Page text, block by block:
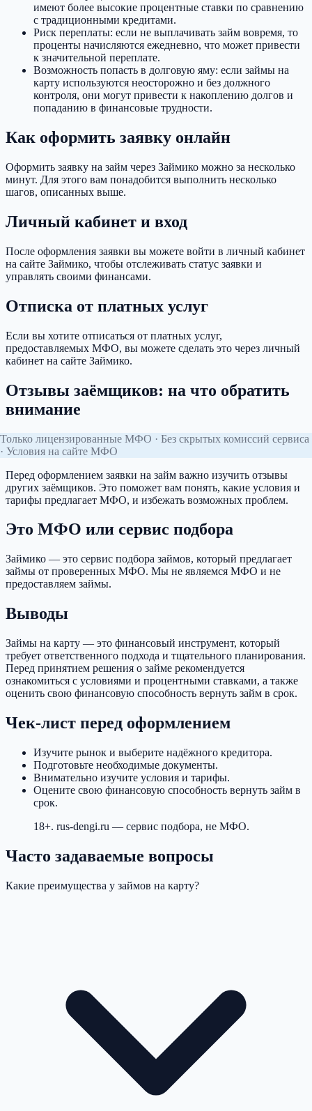
имеют более высокие процентные ставки по сравнению
с традиционными кредитами.
Риск переплаты: если не выплачивать займ вовремя, то
проценты начисляются ежедневно, что может привести
к значительной переплате.
Возможность попасть в долговую яму: если займы на
карту используются неосторожно и без должного
контроля, они могут привести к накоплению долгов и
попаданию в финансовые трудности.
Как оформить заявку онлайн
Оформить заявку на займ через Займико можно за несколько
минут. Для этого вам понадобится выполнить несколько
шагов, описанных выше.
Личный кабинет и вход
После оформления заявки вы можете войти в личный кабинет
на сайте Займико, чтобы отслеживать статус заявки и
управлять своими финансами.
Отписка от платных услуг
Если вы хотите отписаться от платных услуг,
предоставляемых МФО, вы можете сделать это через личный
кабинет на сайте Займико.
Отзывы заёмщиков: на что обратить
внимание
Только лицензированные МФО · Без скрытых комиссий сервиса
· Условия на сайте МФО
Перед оформлением заявки на займ важно изучить отзывы
других заёмщиков. Это поможет вам понять, какие условия и
тарифы предлагает МФО, и избежать возможных проблем.
Это МФО или сервис подбора
Займико — это сервис подбора займов, который предлагает
займы от проверенных МФО. Мы не являемся МФО и не
предоставляем займы.
Выводы
Займы на карту — это финансовый инструмент, который
требует ответственного подхода и тщательного планирования.
Перед принятием решения о займе рекомендуется
ознакомиться с условиями и процентными ставками, а также
оценить свою финансовую способность вернуть займ в срок.
Чек-лист перед оформлением
Изучите рынок и выберите надёжного кредитора.
Подготовьте необходимые документы.
Внимательно изучите условия и тарифы.
Оцените свою финансовую способность вернуть займ в
срок.
18+. rus-dengi.ru — сервис подбора, не МФО.
Часто задаваемые вопросы
Какие преимущества у займов на карту?